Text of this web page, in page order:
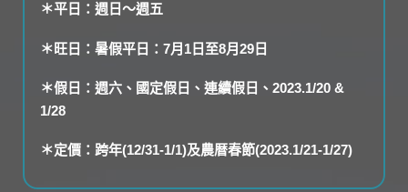
＊平日：週日～週五
＊旺日：暑假平日：7月1日至8月29日
＊假日：週六、國定假日、連續假日、2023.1/20 &
1/28
＊定價：跨年(12/31-1/1)及農暦春節(2023.1/21-1/27)